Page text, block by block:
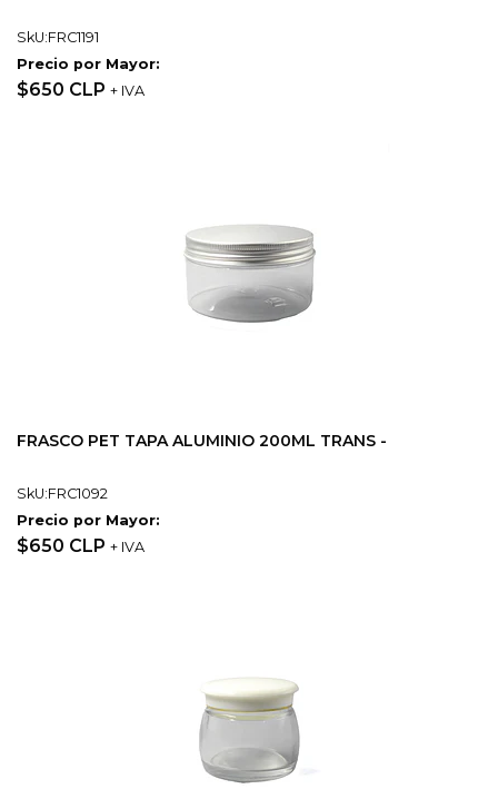
SkU:FRC1191
Precio por Mayor:
$650 CLP + IVA
FRASCO PET TAPA ALUMINIO 200ML TRANS -
SkU:FRC1092
Precio por Mayor:
$650 CLP + IVA